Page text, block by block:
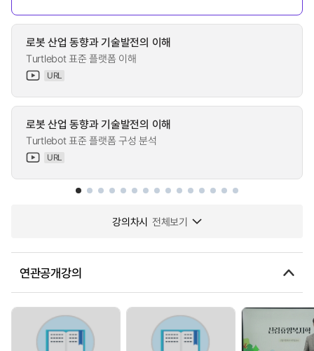
로봇 산업 동향과 기술발전의 이해
Turtlebot 표준 플랫폼 이해
URL
로봇 산업 동향과 기술발전의 이해
Turtlebot 표준 플랫폼 구성 분석
URL
강의차시 전체보기
연관공개강의